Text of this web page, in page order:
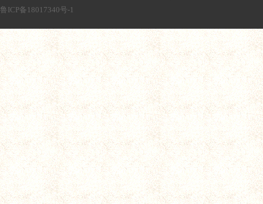
鲁ICP备18017340号-1